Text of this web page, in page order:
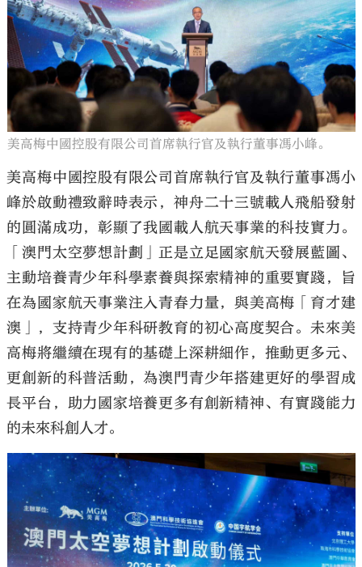
美高梅中國控股有限公司首席執行官及執行董事馮小峰。
美高梅中國控股有限公司首席執行官及執行董事馮小
峰於啟動禮致辭時表示，神舟二十三號載人飛船發射
的圓滿成功，彰顯了我國載人航天事業的科技實力。
「澳門太空夢想計劃」正是立足國家航天發展藍圖、
主動培養青少年科學素養與探索精神的重要實踐，旨
在為國家航天事業注入青春力量，與美高梅「育才建
澳」，支持青少年科研教育的初心高度契合。未來美
高梅將繼續在現有的基礎上深耕細作，推動更多元、
更創新的科普活動，為澳門青少年搭建更好的學習成
長平台，助力國家培養更多有創新精神、有實踐能力
的未來科創人才。